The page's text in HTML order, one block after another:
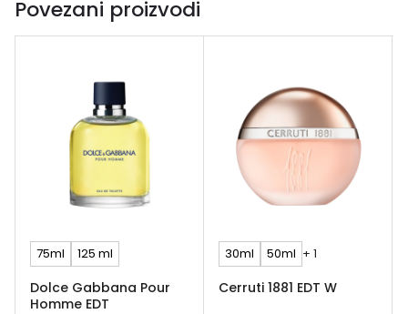
Povezani proizvodi
75ml 125 ml
Dolce Gabbana Pour
Homme EDT
30ml 50ml + 1
Cerruti 1881 EDT W